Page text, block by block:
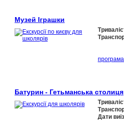
Музей Іграшки
Батурин - Гетьманська столиця
Дати